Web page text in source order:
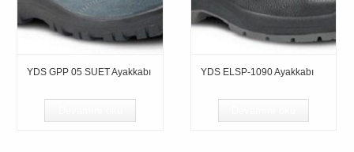
YDS GPP 05 SUET Ayakkabı YDS ELSP-1090 Ayakkabı